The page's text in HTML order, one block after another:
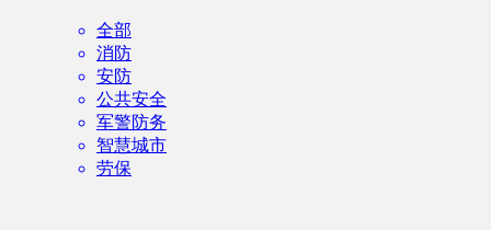
全部
消防
安防
公共安全
军警防务
智慧城市
劳保